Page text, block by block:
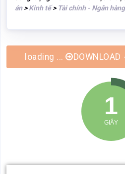
án>Kinh tế> Tài chính - Ngân hàng
DOWNLOAD - TẢI